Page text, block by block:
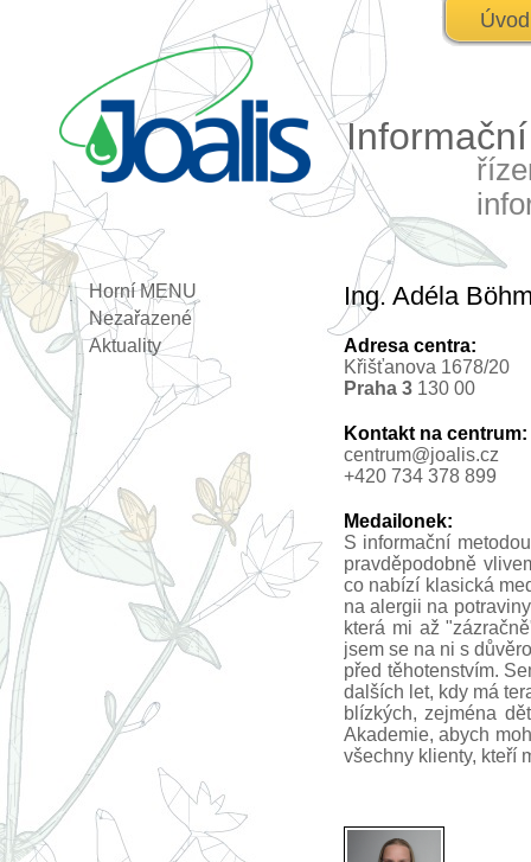
Úvod
Horní MENU
Nezařazené
Aktuality
Ing. Adéla
Adresa centra:
Křišťanova 1678/20
Praha 3 130 00
Kontakt na centrum:
centrum@joalis.cz
+420 734 378 899
Medailonek:
S informační
pravděpodobně
co nabízí klasická
na alergii na
která mi až
jsem se na ni s
před těhotenstvím.
dalších let, kdy má
blízkých, zejména
Akademie, abych
všechny klienty, kteří